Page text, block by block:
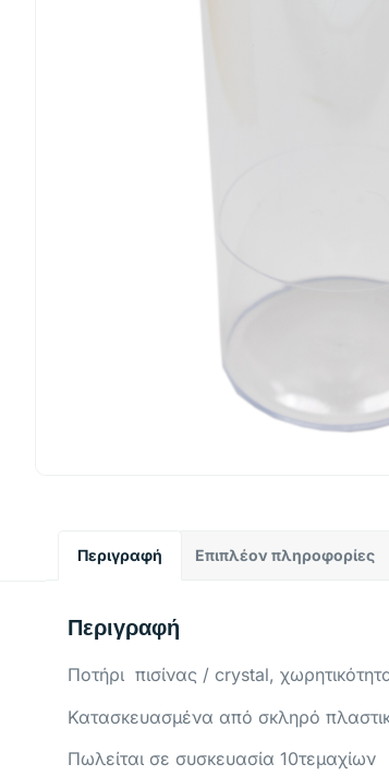
Περιγραφή Επιπλέον πληροφορίες
Περιγραφή
Ποτήρι πισίνας / crystal,
Κατασκευασμένα από σκληρό
Πωλείται σε συσκευασία 10τεμαχίων